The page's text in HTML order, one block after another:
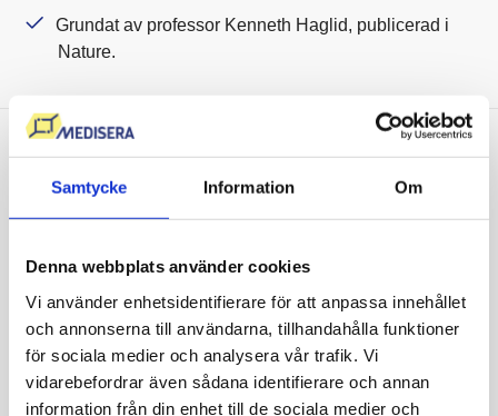
Samtycke Information Om
Denna webbplats använder cookies
Vi använder enhetsidentifierare för att anpassa innehållet
och annonserna till användarna, tillhandahålla funktioner
för sociala medier och analysera vår trafik. Vi
vidarebefordrar även sådana identifierare och annan
information från din enhet till de sociala medier och
Grundat av professor Kenneth Haglid, publicerad i
Nature.
Vi sätter våra kunders hälsa i
fokus
Att mitt D-vitaminvärde var så lågt hade jag
ingen aning om! Nu gör jag vad jag kan för att
få i mig det rekommenderade intaget av D-
vitamin och jag känner att jag har mer energi
och mindre värk än tidigare. Ser fram emot att
se om värdet är bättre nästa gång.